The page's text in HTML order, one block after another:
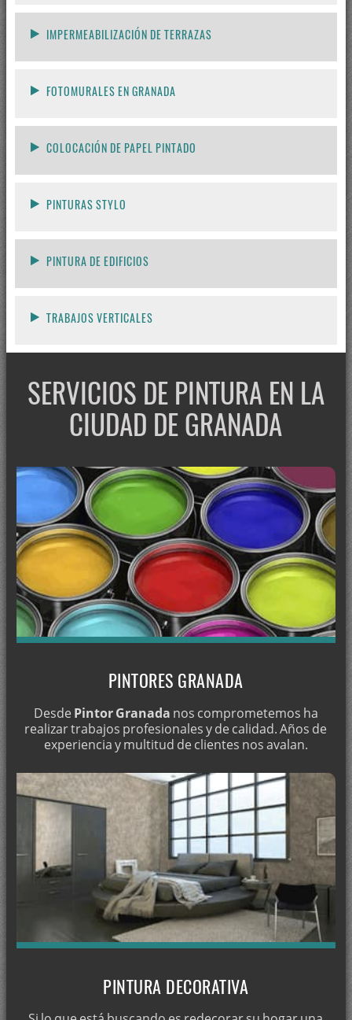
IMPERMEABILIZACIÓN DE TERRAZAS
FOTOMURALES EN GRANADA
COLOCACIÓN DE PAPEL PINTADO
PINTURAS STYLO
PINTURA DE EDIFICIOS
TRABAJOS VERTICALES
SERVICIOS DE PINTURA EN LA
CIUDAD DE GRANADA
PINTORES GRANADA
Desde Pintor Granada nos comprometemos ha
realizar trabajos profesionales y de calidad. Años de
experiencia y multitud de clientes nos avalan.
PINTURA DECORATIVA